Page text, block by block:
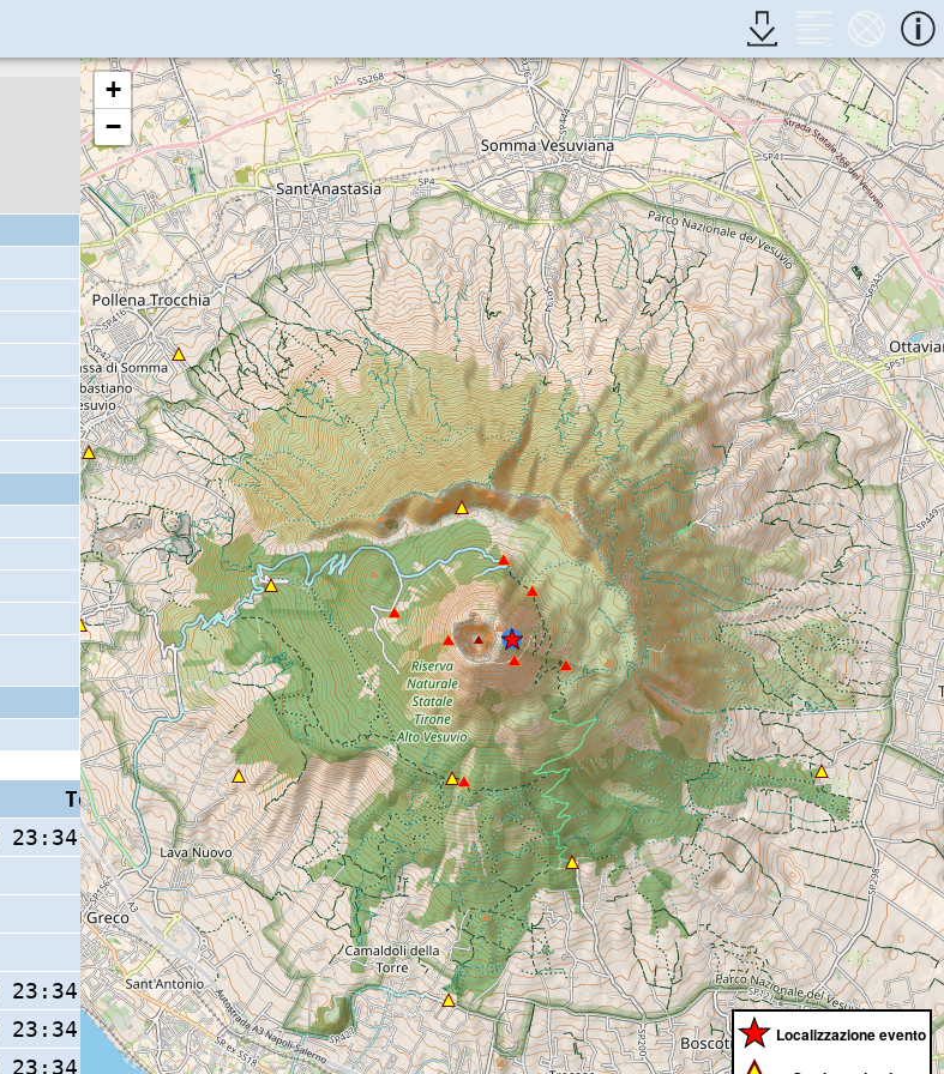
Tempo S (W/M/O) Coda
23:34:04.66 (0/ / )
15 s
23:34:04.31 (0/ / )
23:34:04.23 (0/ / )
23:34:04.73 (0/ / )
+
−
Localizzazione evento